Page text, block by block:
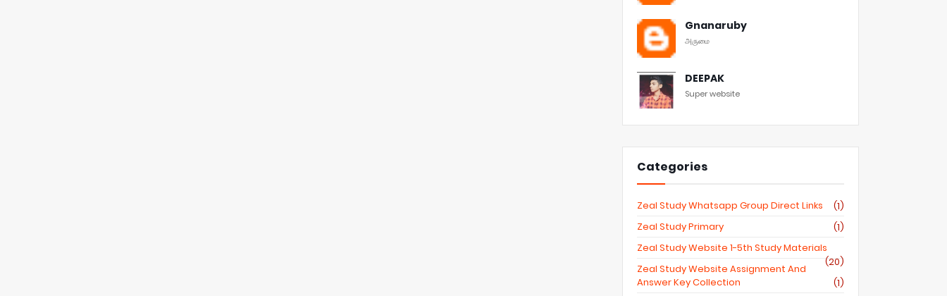
Gnanaruby
அருமை
DEEPAK
Super website
Categories
Zeal Study Whatsapp Group Direct Links
(1)
Zeal Study Primary
(1)
Zeal Study Website 1-5th Study Materials
(20)
Zeal Study Website Assignment And
Answer Key Collection
(1)